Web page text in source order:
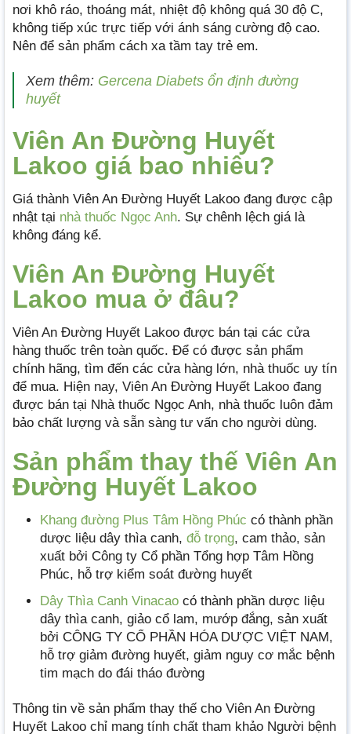
nơi khô ráo, thoáng mát, nhiệt độ không quá 30 độ C,
không tiếp xúc trực tiếp với ánh sáng cường độ cao.
Nên để sản phẩm cách xa tầm tay trẻ em.
Xem thêm: Gercena Diabets ổn định đường
huyết
Viên An Đường Huyết
Lakoo giá bao nhiêu?
Giá thành Viên An Đường Huyết Lakoo đang được cập
nhật tại nhà thuốc Ngọc Anh. Sự chênh lệch giá là
không đáng kể.
Viên An Đường Huyết
Lakoo mua ở đâu?
Viên An Đường Huyết Lakoo được bán tại các cửa
hàng thuốc trên toàn quốc. Để có được sản phẩm
chính hãng, tìm đến các cửa hàng lớn, nhà thuốc uy tín
để mua. Hiện nay, Viên An Đường Huyết Lakoo đang
được bán tại Nhà thuốc Ngọc Anh, nhà thuốc luôn đảm
bảo chất lượng và sẵn sàng tư vấn cho người dùng.
Sản phẩm thay thế Viên An
Đường Huyết Lakoo
Khang đường Plus Tâm Hồng Phúc có thành phần
dược liệu dây thìa canh, đỗ trọng, cam thảo, sản
xuất bởi Công ty Cổ phần Tổng hợp Tâm Hồng
Phúc, hỗ trợ kiểm soát đường huyết
Dây Thìa Canh Vinacao có thành phần dược liệu
dây thìa canh, giảo cổ lam, mướp đắng, sản xuất
bởi CÔNG TY CỔ PHẦN HÓA DƯỢC VIỆT NAM,
hỗ trợ giảm đường huyết, giảm nguy cơ mắc bệnh
tim mạch do đái tháo đường
Thông tin về sản phẩm thay thế cho Viên An Đường
Huyết Lakoo chỉ mang tính chất tham khảo Người bệnh